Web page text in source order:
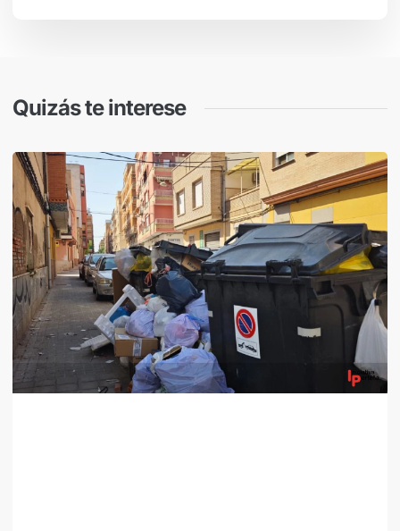
Quizás te interese